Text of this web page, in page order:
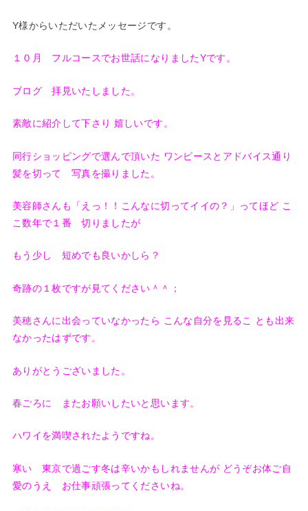
Y様からいただいたメッセージです。
１０月 フルコースでお世話になりましたYです。
ブログ 拝見いたしました。
素敵に紹介して下さり 嬉しいです。
同行ショッピングで選んで頂いた ワンピースとアドバイス通り
髪を切って 写真を撮りました。
美容師さんも「えっ！！こんなに切ってイイの？」ってほど こ
こ数年で１番 切りましたが
もう少し 短めでも良いかしら？
奇跡の１枚ですが見てください＾＾；
美穂さんに出会っていなかったら こんな自分を見るこ とも出来
なかったはずです。
ありがとうございました。
春ごろに またお願いしたいと思います。
ハワイを満喫されたようですね。
寒い 東京で過ごす冬は辛いかもしれませんが どうぞお体ご自
愛のうえ お仕事頑張ってくださいね。